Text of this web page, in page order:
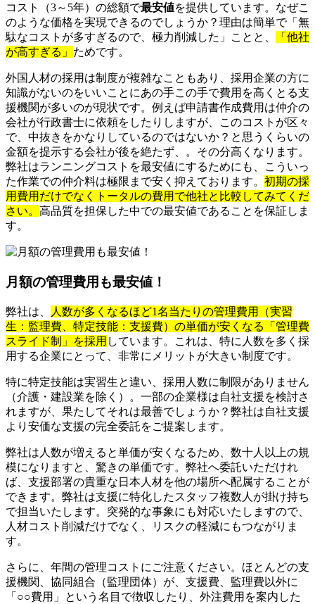
コスト（3～5年）の総額で最安値を提供しています。なぜこ
のような価格を実現できるのでしょうか？理由は簡単で「無
駄なコストが多すぎるので、極力削減した」ことと、
「他社
が高すぎる」 ためです。
外国人材の採用は制度が複雑なこともあり、採用企業の方に
知識がないのをいいことにあの手この手で費用を高くとる支
援機関が多いのが現状です。例えば申請書作成費用は仲介の
会社が行政書士に依頼をしたりしますが、このコストが区々
で、中抜きをかなりしているのではないか？と思うくらいの
金額を提示する会社が後を絶たず、。その分高くなります。
弊社はランニングコストを最安値にするためにも、こういっ
た作業での仲介料は極限まで安く抑えております。 初期の採
用費用だけでなくトータルの費用で他社と比較してみてくだ
さい。 高品質を担保した中での最安値であることを保証しま
す。
月額の管理費用も最安値！
弊社は、
人数が多くなるほど1名当たりの管理費用（実習
生：監理費、特定技能：支援費）の単価が安くなる「管理費
スライド制」を採用 しています。これは、特に人数を多く採
用する企業にとって、非常にメリットが大きい制度です。
特に特定技能は実習生と違い、採用人数に制限がありません
（介護・建設業を除く）。一部の企業様は自社支援を検討さ
れますが、果たしてそれは最善でしょうか？弊社は自社支援
より安価な支援の完全委託をご提案します。
弊社は人数が増えると単価が安くなるため、数十人以上の規
模になりますと、驚きの単価です。弊社へ委託いただけれ
ば、支援部署の貴重な日本人材を他の場所へ配属することが
できます。弊社は支援に特化したスタッフ複数人が掛け持ち
で担当いたします。突発的な事象にも対応いたしますので、
人材コスト削減だけでなく、リスクの軽減にもつながりま
す。
さらに、年間の管理コストにご注意ください。ほとんどの支
援機関、協同組合（監理団体）が、支援費、監理費以外に
「○○費用」という名目で徴収したり、外注費用を案内した